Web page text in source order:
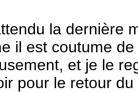
la dernière
il est coutume
et je le
pour le retour